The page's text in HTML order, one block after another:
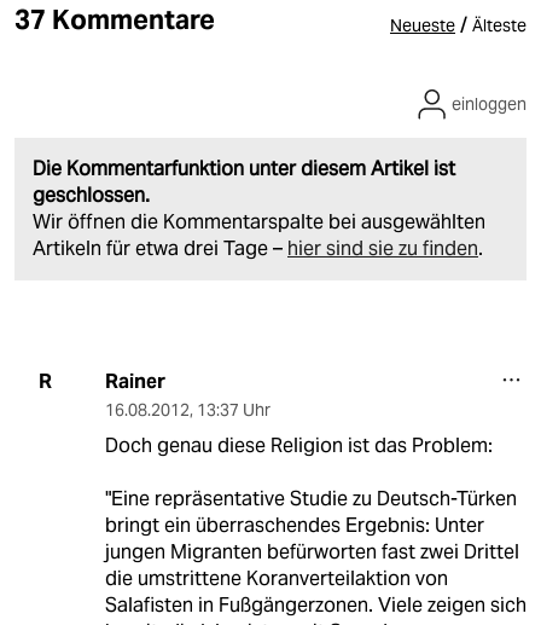
37 Kommentare Neueste / Älteste
Die Kommentarfunktion unter diesem Artikel ist
geschlossen.
Wir öffnen die Kommentarspalte bei ausgewählten
Artikeln für etwa drei Tage – hier sind sie zu finden.
einloggen
R Rainer
16.08.2012, 13:37 Uhr
Doch genau diese Religion ist das Problem:
"Eine repräsentative Studie zu Deutsch-Türken
bringt ein überraschendes Ergebnis: Unter
jungen Migranten befürworten fast zwei Drittel
die umstrittene Koranverteilaktion von
Salafisten in Fußgängerzonen. Viele zeigen sich